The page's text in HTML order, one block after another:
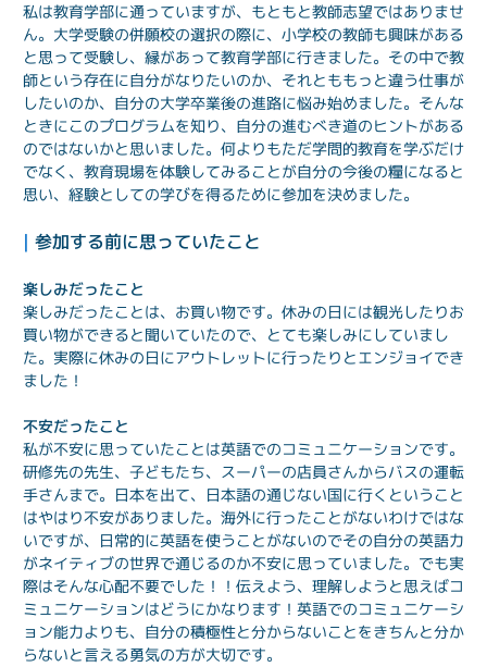
私は教育学部に通っていますが、もともと教師志望ではありませ
ん。大学受験の併願校の選択の際に、小学校の教師も興味がある
と思って受験し、縁があって教育学部に行きました。その中で教
師という存在に自分がなりたいのか、それとももっと違う仕事が
したいのか、自分の大学卒業後の進路に悩み始めました。そんな
ときにこのプログラムを知り、自分の進むべき道のヒントがある
のではないかと思いました。何よりもただ学問的教育を学ぶだけ
でなく、教育現場を体験してみることが自分の今後の糧になると
思い、経験としての学びを得るために参加を決めました。
| 参加する前に思っていたこと
楽しみだったこと
楽しみだったことは、お買い物です。休みの日には観光したりお
買い物ができると聞いていたので、とても楽しみにしていまし
た。実際に休みの日にアウトレットに行ったりとエンジョイでき
ました！
不安だったこと
私が不安に思っていたことは英語でのコミュニケーションです。
研修先の先生、子どもたち、スーパーの店員さんからバスの運転
手さんまで。日本を出て、日本語の通じない国に行くということ
はやはり不安がありました。海外に行ったことがないわけではな
いですが、日常的に英語を使うことがないのでその自分の英語力
がネイティブの世界で通じるのか不安に思っていました。でも実
際はそんな心配不要でした！！伝えよう、理解しようと思えばコ
ミュニケーションはどうにかなります！英語でのコミュニケーシ
ョン能力よりも、自分の積極性と分からないことをきちんと分か
らないと言える勇気の方が大切です。